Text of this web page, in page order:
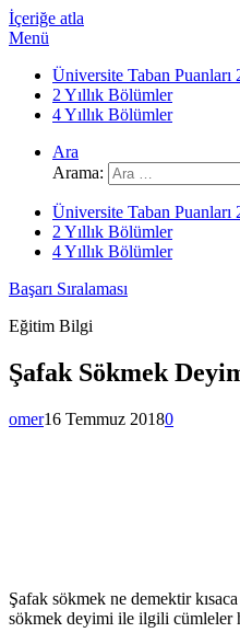
İçeriğe atla
Menü
Üniversite Taban Puanları
2 Yıllık Bölümler
4 Yıllık Bölümler
Ara
Arama:
Üniversite Taban Puanları
2 Yıllık Bölümler
4 Yıllık Bölümler
Başarı Sıralaması
Eğitim Bilgi
Şafak Sökmek
omer16 Temmuz 20180
Şafak sökmek ne demektir
sökmek deyimi ile ilgili cümleler